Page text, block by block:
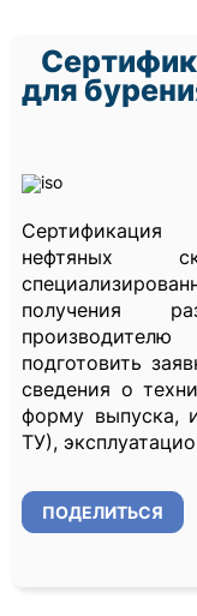
для
нефтяных
получения
подготовить
сведения о
форму выпуска,
ТУ),
ПОДЕЛИТЬСЯ